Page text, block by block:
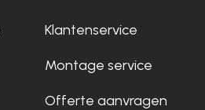
Klantenservice
Montage service
Offerte aanvragen